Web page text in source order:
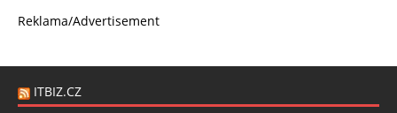
Reklama/Advertisement
ITBIZ.CZ